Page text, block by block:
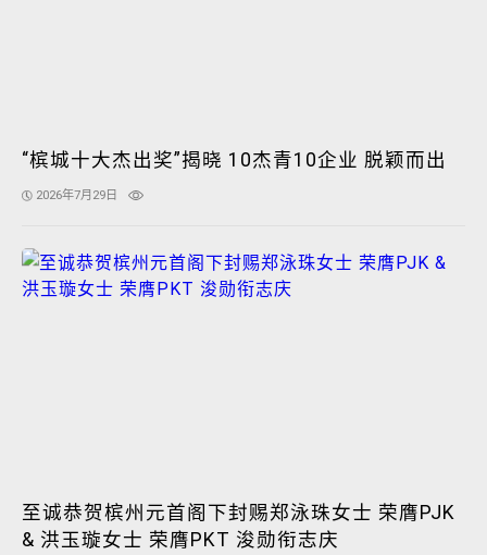
“槟城十大杰出奖”揭晓 10杰青10企业 脱颖而出
2026年7月29日
至诚恭贺槟州元首阁下封赐郑泳珠女士 荣膺PJK
& 洪玉璇女士 荣膺PKT 浚勋衔志庆